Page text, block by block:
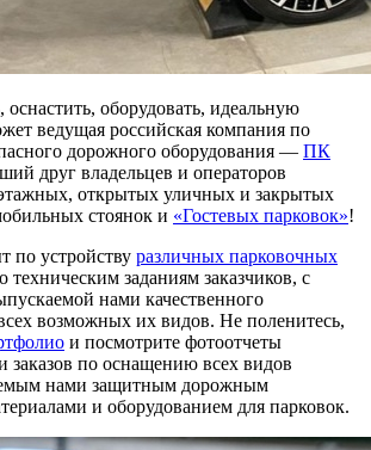
оборудовать, идеальную
ведущая российская компания по
дорожного оборудования — ПК
друг владельцев и операторов
открытых уличных и закрытых
стоянок и «Гостевых парковок»!
по устройству различных парковочных
техническим заданиям заказчиков, с
нами качественного
возможных их видов. Не поленитесь,
и посмотрите фотоотчеты
по оснащению всех видов
нами защитным дорожным
и оборудованием для парковок.